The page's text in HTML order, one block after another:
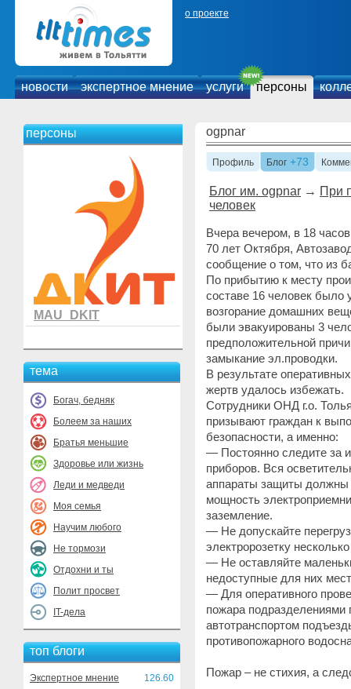
о проекте
новости экспертное мнение услуги персоны
персоны
MAU_DKIT
тема
Богач, бедняк
Болеем за наших
Братья меньшие
Здоровье или жизнь
Леди и медведи
Моя семья
Научим любого
Не тормози
Отдохни и ты
Полит просвет
IT-дела
топ блоги
Экспертное мнение
126.60
ogpnar
Профиль Блог +73
Блог им. ogpnar → При
человек
Вчера вечером, в 18
70 лет Октября,
сообщение о том, что из
По прибытию к месту
составе 16 человек было
возгорание домашних
были эвакуированы 3
предположительной
замыкание эл.проводки.
В результате
жертв удалось избежать.
Сотрудники ОНД г.о.
призывают граждан к
безопасности, а именно:
— Постоянно следите за
приборов. Вся
аппараты защиты должны
мощность
заземление.
— Не допускайте
электророзетку
— Не оставляйте
недоступные для них
— Для оперативного
пожара подразделениями
автотранспортом
противопожарного
Пожар – не стихия, а